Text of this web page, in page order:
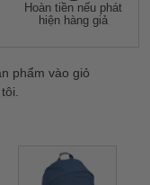
Hoàn tiền nếu phát
hiện hàng giả
phẩm vào giỏ